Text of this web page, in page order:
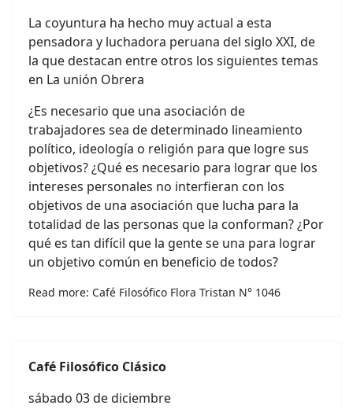
La coyuntura ha hecho muy actual a esta
pensadora y luchadora peruana del siglo XXI, de
la que destacan entre otros los siguientes temas
en La unión Obrera
¿Es necesario que una asociación de
trabajadores sea de determinado lineamiento
político, ideología o religión para que logre sus
objetivos? ¿Qué es necesario para lograr que los
intereses personales no interfieran con los
objetivos de una asociación que lucha para la
totalidad de las personas que la conforman? ¿Por
qué es tan difícil que la gente se una para lograr
un objetivo común en beneficio de todos?
Read more: Café Filosófico Flora Tristan N° 1046
Café Filosófico Clásico
sábado 03 de diciembre